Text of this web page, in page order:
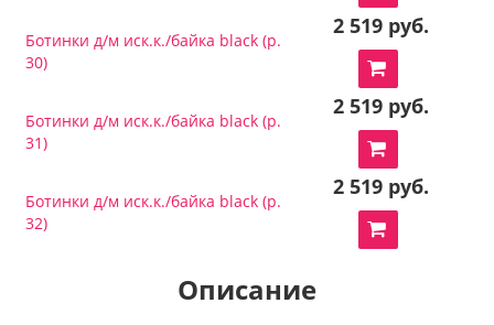
Ботинки д/м иск.к./байка black (р.
30)
2 519 руб.
Ботинки д/м иск.к./байка black (р.
31)
2 519 руб.
Ботинки д/м иск.к./байка black (р.
32)
2 519 руб.
Описание